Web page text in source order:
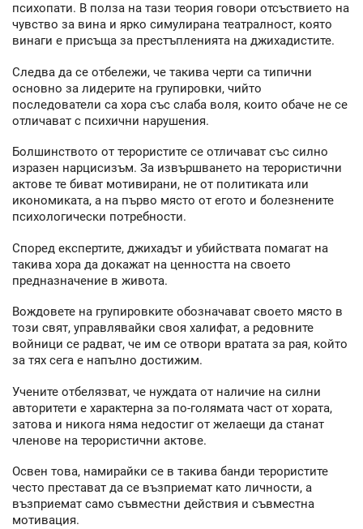
психопати. В полза на тази теория говори отсъствието на
чувство за вина и ярко симулирана театралност, която
винаги е присъща за престъпленията на джихадистите.
Следва да се отбележи, че такива черти са типични
основно за лидерите на групировки, чийто
последователи са хора със слаба воля, които обаче не се
отличават с психични нарушения.
Болшинството от терористите се отличават със силно
изразен нарцисизъм. За извършването на терористични
актове те биват мотивирани, не от политиката или
икономиката, а на първо място от егото и болезнените
психологически потребности.
Според експертите, джихадът и убийствата помагат на
такива хора да докажат на ценността на своето
предназначение в живота.
Вождовете на групировките обозначават своето място в
този свят, управлявайки своя халифат, а редовните
войници се радват, че им се отвори вратата за рая, който
за тях сега е напълно достижим.
Учените отбелязват, че нуждата от наличие на силни
авторитети е характерна за по-голямата част от хората,
затова и никога няма недостиг от желаещи да станат
членове на терористични актове.
Освен това, намирайки се в такива банди терористите
често престават да се възприемат като личности, а
възприемат само съвместни действия и съвместна
мотивация.